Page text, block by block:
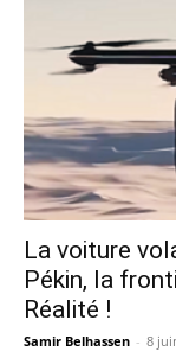
La voiture
Pékin, la
Réalité !
Samir Belhassen - 8